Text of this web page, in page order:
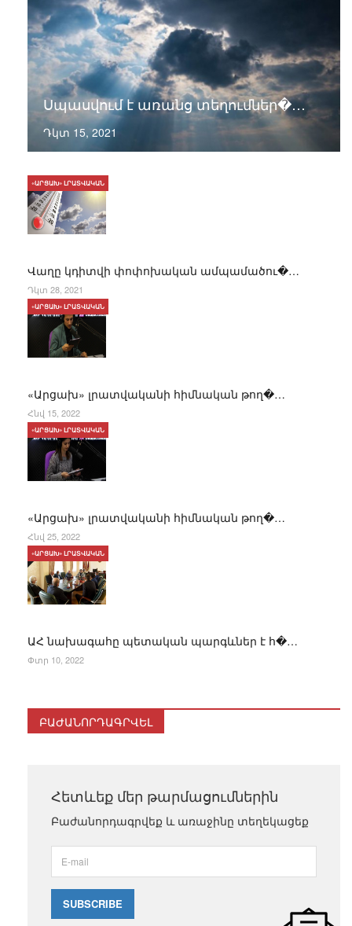
Սպասվում է առանց տեղումներ�…
Դկտ 15, 2021
Վաղը կդիտվի փոփոխական ամպամածու�…
«ԱՐՑԱԽ» ԼՐԱՏՎԱԿԱՆ
Դկտ 28, 2021
«Արցախ» լրատվականի հիմնական թող�…
«ԱՐՑԱԽ» ԼՐԱՏՎԱԿԱՆ
Հնվ 15, 2022
«Արցախ» լրատվականի հիմնական թող�…
«ԱՐՑԱԽ» ԼՐԱՏՎԱԿԱՆ
Հնվ 25, 2022
ԱՀ նախագահը պետական պարգևներ է հ�…
«ԱՐՑԱԽ» ԼՐԱՏՎԱԿԱՆ
Փտր 10, 2022
ԲԱԺԱՆՈՐԴԱԳՐՎԵԼ
Հետևեք մեր թարմացումներին
Բաժանորդագրվեք և առաջինը տեղեկացեք